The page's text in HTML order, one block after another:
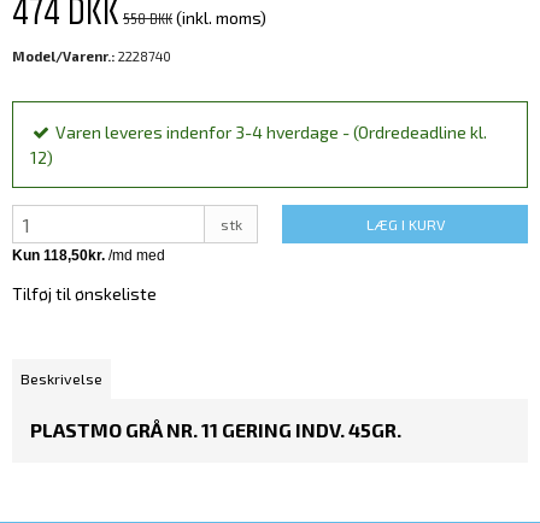
474 DKK558 DKK(inkl. moms)
Model/Varenr.: 2228740
Varen leveres indenfor 3-4 hverdage - (Ordredeadline kl.
12)
stk LÆG I KURV
Tilføj til ønskeliste
Beskrivelse
PLASTMO GRÅ NR. 11 GERING INDV. 45GR.